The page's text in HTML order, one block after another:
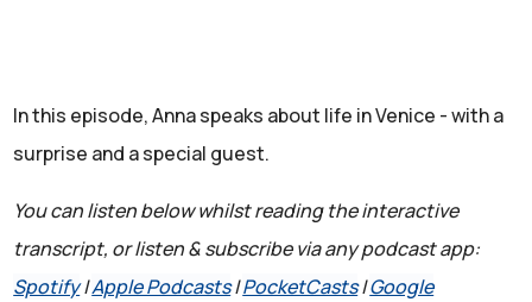
In this episode, Anna speaks about life in Venice - with a
surprise and a special guest.
You can listen below whilst reading the interactive
transcript, or listen & subscribe via any podcast app:
Spotify|Apple Podcasts|PocketCasts|Google